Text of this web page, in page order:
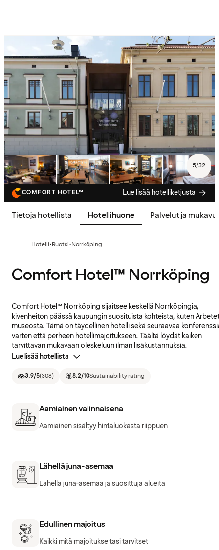
5/32
COMFORT HOTEL™ Lue lisää hotelliketjusta
Tietoja hotellista Hotellihuone Palvelut ja
Hotelli·Ruotsi·Norrköping
Comfort Hotel™ Norrköping
Comfort Hotel™ Norrköping sijaitsee keskellä Norrköpingia,
kivenheiton päässä kaupungin suosituista kohteista, kuten
museosta. Tämä on täydellinen hotelli sekä seuraavaa
varten että perheen hotellimajoitukseen. Täältä löydät kaiken
tarvittavan mukavaan oleskeluun ilman lisäkustannuksia.
Lue lisää hotellista
3.9/5(308) 8.2/10Sustainability rating
Aamiainen valinnaisena
Aamiainen sisältyy hintaluokasta riippuen
Lähellä juna-asemaa
Lähellä juna-asemaa ja suosittuja alueita
Edullinen majoitus
Kaikki mitä majoitukseltasi tarvitset